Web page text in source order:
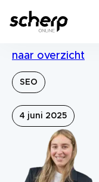
naar overzicht
SEO
4 juni 2025